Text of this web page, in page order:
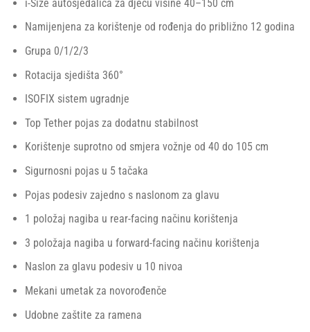
i-Size autosjedalica za djecu visine 40–150 cm
Namijenjena za korištenje od rođenja do približno 12 godina
Grupa 0/1/2/3
Rotacija sjedišta 360°
ISOFIX sistem ugradnje
Top Tether pojas za dodatnu stabilnost
Korištenje suprotno od smjera vožnje od 40 do 105 cm
Sigurnosni pojas u 5 tačaka
Pojas podesiv zajedno s naslonom za glavu
1 položaj nagiba u rear-facing načinu korištenja
3 položaja nagiba u forward-facing načinu korištenja
Naslon za glavu podesiv u 10 nivoa
Mekani umetak za novorođenče
Udobne zaštite za ramena